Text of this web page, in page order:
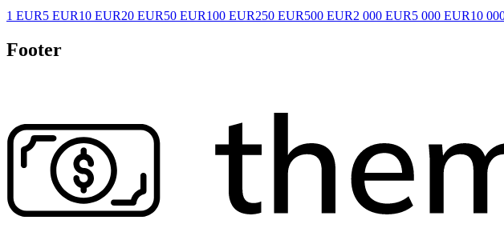
1 EUR5 EUR10 EUR20 EUR50 EUR100 EUR250 EUR500 EUR2 000 EUR5 000 EUR10
Footer